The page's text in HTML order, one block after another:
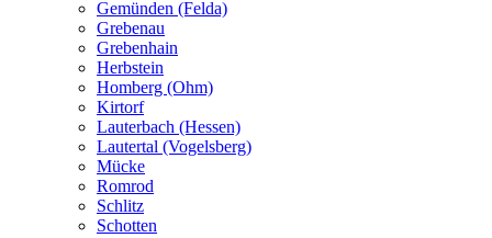
Gemünden (Felda)
Grebenau
Grebenhain
Herbstein
Homberg (Ohm)
Kirtorf
Lauterbach (Hessen)
Lautertal (Vogelsberg)
Mücke
Romrod
Schlitz
Schotten